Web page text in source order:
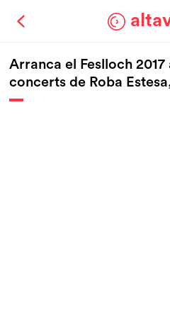
Arranca el Feslloch
concerts de Roba